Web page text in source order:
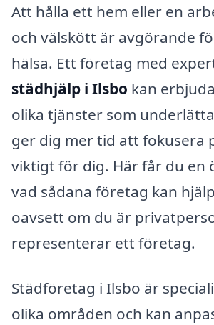
Att hålla ett hem eller en
och välskött är avgörande
hälsa. Ett företag med
städhjälp i Ilsbo kan
olika tjänster som
ger dig mer tid att fokusera
viktigt för dig. Här får du en
vad sådana företag kan
oavsett om du är
representerar ett företag.
Städföretag i Ilsbo är
olika områden och kan